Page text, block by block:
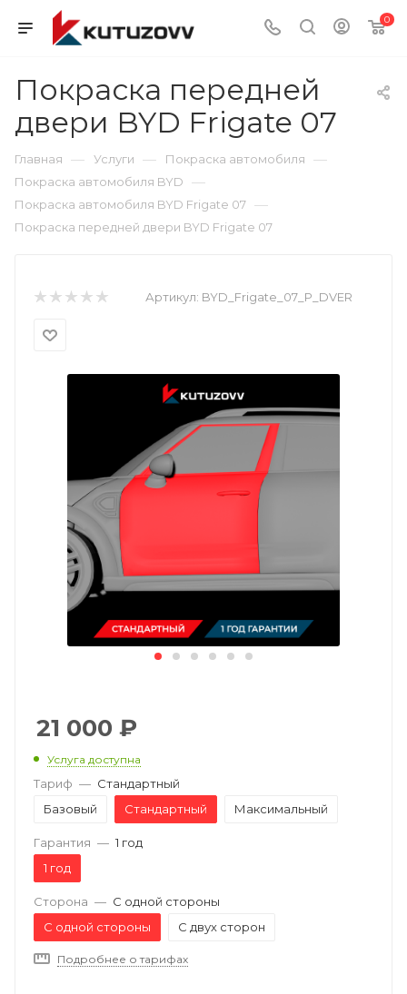
0
Покраска передней
двери BYD Frigate 07
Главная — Услуги — Покраска автомобиля —
Покраска автомобиля BYD —
Покраска автомобиля BYD Frigate 07 —
Покраска передней двери BYD Frigate 07
Артикул: BYD_Frigate_07_P_DVER
21 000 ₽
Услуга доступна
Тариф — Стандартный
Базовый
Стандартный Максимальный
Гарантия — 1 год
1 год
Сторона — С одной стороны
С одной стороны
С двух сторон
Подробнее о тарифах